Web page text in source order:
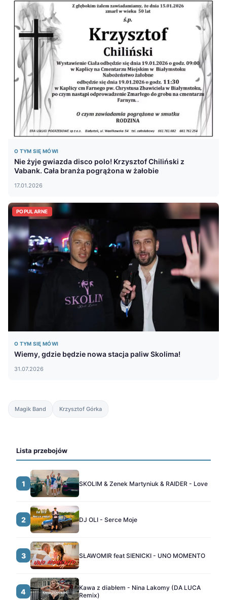
O TYM SIĘ MÓWI
Nie żyje gwiazda disco polo! Krzysztof Chiliński z
Vabank. Cała branża pogrążona w żałobie
17.01.2026
POPULARNE
O TYM SIĘ MÓWI
Wiemy, gdzie będzie nowa stacja paliw Skolima!
31.07.2026
Magik Band Krzysztof Górka
Lista przebojów
1 SKOLIM & Zenek Martyniuk & RAIDER - Love
2 DJ OLI - Serce Moje
3 SŁAWOMIR feat SIENICKI - UNO MOMENTO
4
Kawa z diabłem - Nina Lakomy (DA LUCA
Remix)